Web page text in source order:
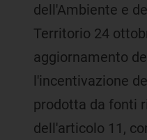
dell'Ambiente e
Territorio 24
aggiornamento
l'incentivazione
prodotta da fonti
dell'articolo 11,